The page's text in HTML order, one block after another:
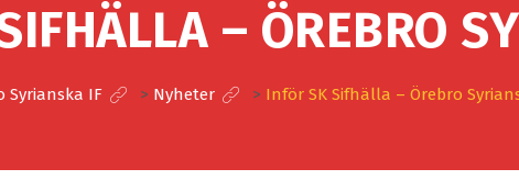
– ÖREBRO
Syrianska IF > Nyheter > Inför SK Sifhälla – Örebro